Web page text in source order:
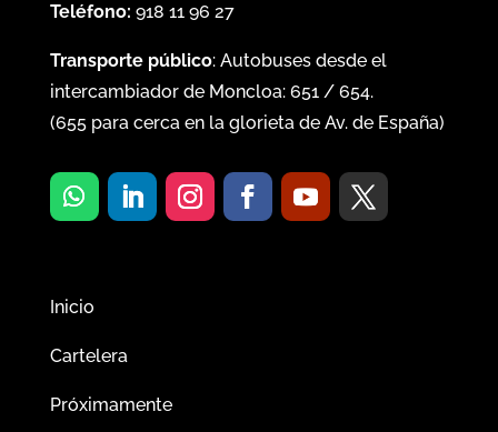
Teléfono: 918 11 96 27
Transporte público: Autobuses desde el
intercambiador de Moncloa: 651/ 654.
(655para cerca en la glorieta de Av. de España)
Inicio
Cartelera
Próximamente